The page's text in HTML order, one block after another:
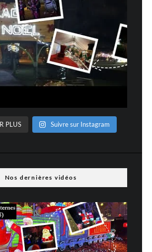
PLUS Suivre sur Instagram
Nos dernières vidéos